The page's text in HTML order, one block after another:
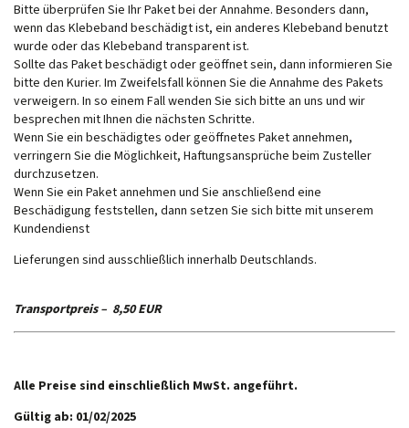
Bitte überprüfen Sie Ihr Paket bei der Annahme. Besonders dann,
wenn das Klebeband beschädigt ist, ein anderes Klebeband benutzt
wurde oder das Klebeband transparent ist.
Sollte das Paket beschädigt oder geöffnet sein, dann informieren Sie
bitte den Kurier. Im Zweifelsfall können Sie die Annahme des Pakets
verweigern. In so einem Fall wenden Sie sich bitte an uns und wir
besprechen mit Ihnen die nächsten Schritte.
Wenn Sie ein beschädigtes oder geöffnetes Paket annehmen,
verringern Sie die Möglichkeit, Haftungsansprüche beim Zusteller
durchzusetzen.
Wenn Sie ein Paket annehmen und Sie anschließend eine
Beschädigung feststellen, dann setzen Sie sich bitte mit unserem
Kundendienst
Lieferungen sind ausschließlich innerhalb Deutschlands.
Transportpreis – 8,50 EUR
Alle Preise sind einschließlich MwSt. angeführt.
Gültig ab: 01/02/2025